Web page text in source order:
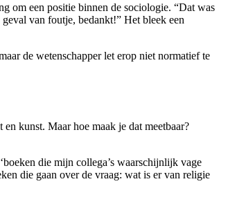
om een positie binnen de sociologie. “Dat was
van foutje, bedankt!” Het bleek een
de wetenschapper let erop niet normatief te
kunst. Maar hoe maak je dat meetbaar?
die mijn collega’s waarschijnlijk vage
die gaan over de vraag: wat is er van religie